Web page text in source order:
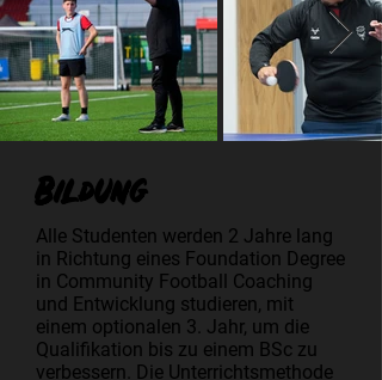
Bildung
Alle Studenten werden 2 Jahre lang
in Richtung eines Foundation Degree
in Community Football Coaching
und Entwicklung studieren, mit
einem optionalen 3. Jahr, um die
Qualifikation bis zu einem BSc zu
verbessern. Die Unterrichtsmethode